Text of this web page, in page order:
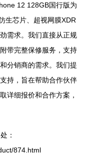
12 128GB国行版为
生芯片、超视网膜XDR
需求。我们直接从正规
带完整保修服务，支持
分销商的需求。我们提
持，旨在帮助合作伙伴
详细报价和合作方案，
：
874.html